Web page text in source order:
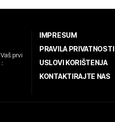
prvi
IMPRESUM
PRAVILA PRIVATNOSTI
USLOVI KORIŠTENJA
KONTAKTIRAJTE NAS